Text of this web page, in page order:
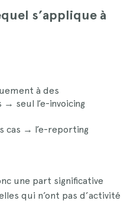
s’applique à
à des
seul l’e-invoicing
cas → l’e-reporting
une part significative
qui n’ont pas d’activité